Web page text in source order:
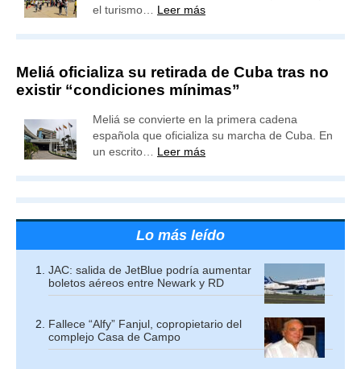
el turismo… Leer más
Meliá oficializa su retirada de Cuba tras no
existir “condiciones mínimas”
Meliá se convierte en la primera cadena
española que oficializa su marcha de Cuba. En
un escrito… Leer más
Lo más leído
JAC: salida de JetBlue podría aumentar
boletos aéreos entre Newark y RD
Fallece “Alfy” Fanjul, copropietario del
complejo Casa de Campo